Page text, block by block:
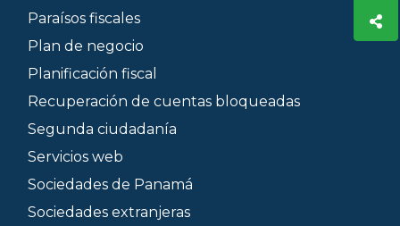
Paraísos fiscales
Plan de negocio
Planificación fiscal
Recuperación de cuentas bloqueadas
Segunda ciudadanía
Servicios web
Sociedades de Panamá
Sociedades extranjeras